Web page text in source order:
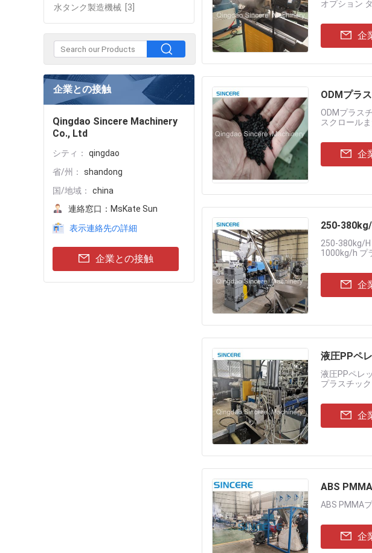
水タンク製造機械 [3]
企業との接触
Qingdao Sincere Machinery
Co., Ltd
シティ：
qingdao
省/州：
shandong
国/地域：
china
連絡窓口： MsKate Sun
表示連絡先の詳細
企業との接触
オプション
企
ODMプラ
ODMプラス
スクロール
企
250-
250-380kg/H
1000kg/h プ
企
液圧PPペ
液圧PPペレ
プラスチッ
企
ABS
ABS PMMA
企